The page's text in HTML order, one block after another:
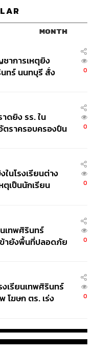
ครันด้วยอุปกรณ์
อกแคมป์โดยเฉพาะ
นท์ เครื่องครัว และ
ะชนิดมีประโยชน์
นการออกแคมป์ได้
ผสมผสานไลฟ์สไตล์
ผ้าของ Snow Peak
กิจกรรมกลางแจ้ง
ที่อุปกรณ์แคมปิ้งถูก
สะดวก ให้การแคมปิ้ง
ทยที่ สยาม ทาคาชิ
ล่าสุดส่งตรงจากญี่ปุ่น
WEALTH
MONTH
าการเหตุยิง
ทร์ นนทบุรี สั่ง
0
ดยิง รร. ใน
ราครอบครองปืน
0
นโรงเรียนต่าง
ตุเป็นนักเรียน
0
เทพศิรินทร์
ายังพื้นที่ปลอดภัย
0
เรียนเทพศิรินทร์
โฆษก ตร. เร่ง
0